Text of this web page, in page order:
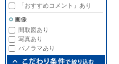
「おすすめコメント」あり
間取図あり
写真あり
パノラマあり